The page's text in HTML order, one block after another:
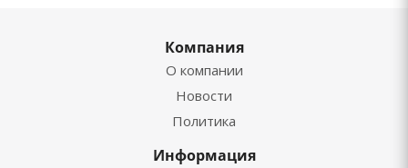
Компания
О компании
Новости
Политика
Информация